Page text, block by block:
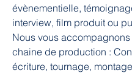
évènementielle,
interview, film produit ou
Nous vous accompagnons
chaine de production :
écriture, tournage,